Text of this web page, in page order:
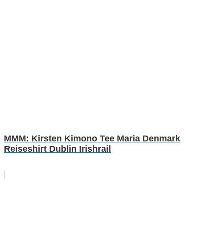
MMM: Kirsten Kimono Tee Maria Denmark
Reiseshirt Dublin Irishrail